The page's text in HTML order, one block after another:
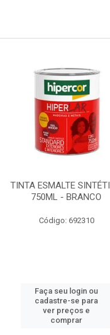
TINTA ESMALTE
750ML - BRANCO
Código: 692310
Faça seu login ou
cadastre-se para
ver preços e
comprar